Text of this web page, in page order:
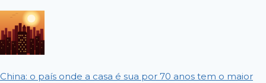
China: o país onde a casa é sua por 70 anos tem o maior